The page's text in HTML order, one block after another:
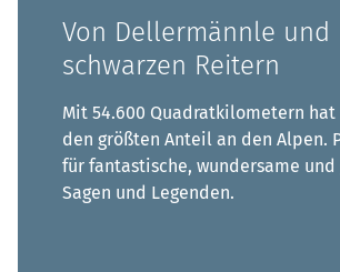
Von Dellermännle und
schwarzen Reitern
Mit 54.600 Quadratkilometern hat
den größten Anteil an den Alpen.
für fantastische, wundersame und
Sagen und Legenden.